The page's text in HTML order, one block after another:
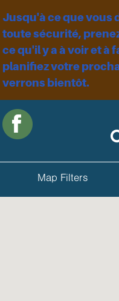
Jusqu'à ce que vous
toute sécurité,
ce qu'il y a à voir et à
planifiez votre
verrons bientôt.
Map Filters